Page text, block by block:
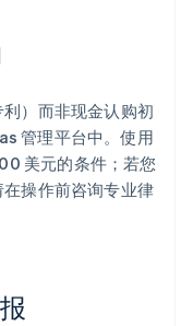
）而非现金认购初
管理平台中。使用
美元的条件；若您
操作前咨询专业律